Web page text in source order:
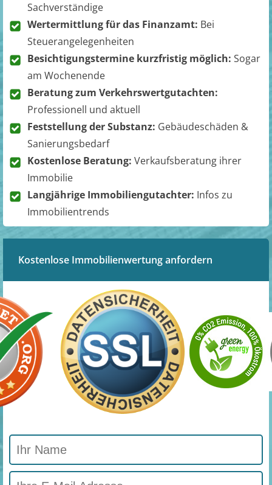
Sachverständige
Wertermittlung für das Finanzamt: Bei
Steuerangelegenheiten
Besichtigungstermine kurzfristig möglich: Sogar
am Wochenende
Beratung zum Verkehrswertgutachten:
Professionell und aktuell
Feststellung der Substanz: Gebäudeschäden &
Sanierungsbedarf
Kostenlose Beratung: Verkaufsberatung ihrer
Immobilie
Langjährige Immobiliengutachter: Infos zu
Immobilientrends
Kostenlose Immobilienwertung anfordern